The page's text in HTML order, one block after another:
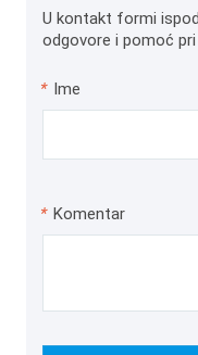
U kontakt formi
odgovore i pomoć
* Ime
* Komentar